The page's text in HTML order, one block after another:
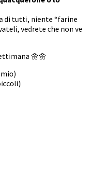
di tutti, niente “farine
vedrete che non ve
🌼🌼